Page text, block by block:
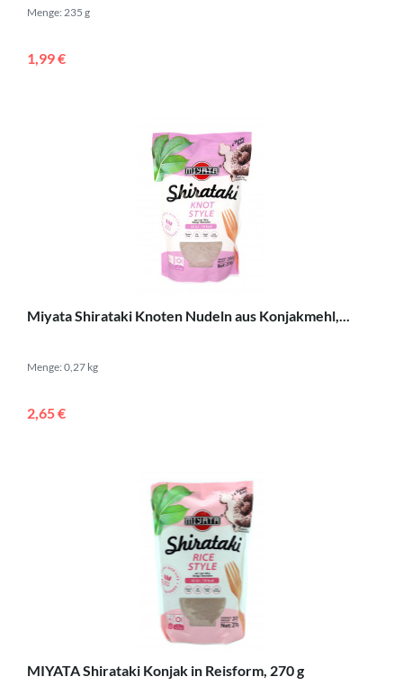
Menge: 235 g
1,99 €
Miyata Shirataki Knoten Nudeln aus Konjakmehl,...
Menge: 0,27 kg
2,65 €
MIYATA Shirataki Konjak in Reisform, 270 g